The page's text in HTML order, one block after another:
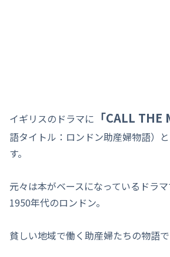
イギリスのドラマに 「CALL THE
語タイトル：ロンドン助産婦物語）
す。
元々は本がベースになっているドラ
1950年代のロンドン。
貧しい地域で働く助産婦たちの物語で